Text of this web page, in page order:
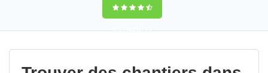
9,5(100%)73
votes